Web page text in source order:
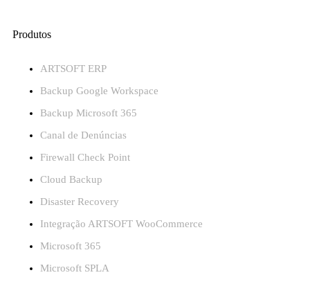
Produtos
ARTSOFT ERP
Backup Google Workspace
Backup Microsoft 365
Canal de Denúncias
Firewall Check Point
Cloud Backup
Disaster Recovery
Integração ARTSOFT WooCommerce
Microsoft 365
Microsoft SPLA